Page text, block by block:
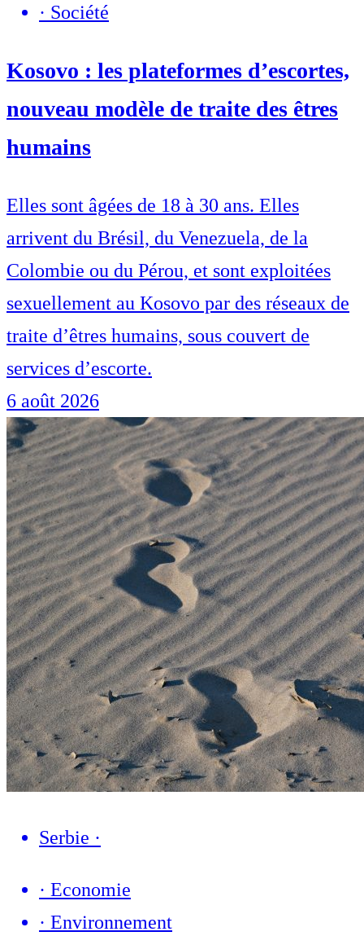
· Société
Kosovo : les plateformes d’escortes,
nouveau modèle de traite des êtres
humains
Elles sont âgées de 18 à 30 ans. Elles
arrivent du Brésil, du Venezuela, de la
Colombie ou du Pérou, et sont exploitées
sexuellement au Kosovo par des réseaux de
traite d’êtres humains, sous couvert de
services d’escorte.
6 août 2026
Serbie ·
· Economie
· Environnement